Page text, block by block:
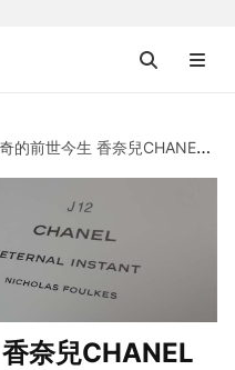
前世今生 香奈兒CHANEL為J12出版專書
奈兒CHANEL